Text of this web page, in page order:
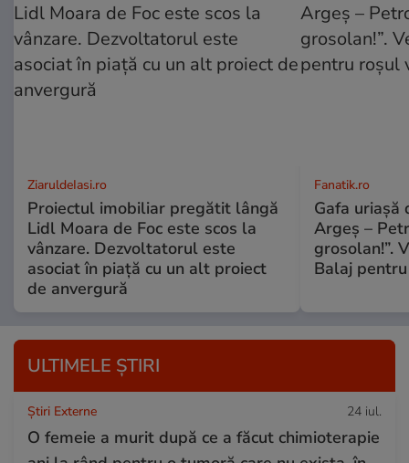
ZiaruldeIasi.ro
Proiectul imobiliar pregătit lângă
Lidl Moara de Foc este scos la
vânzare. Dezvoltatorul este
asociat în piață cu un alt proiect
de anvergură
Fanatik.ro
Gafa uriașă
Argeș –
grosolan!”.
Balaj
ULTIMELE ȘTIRI
Știri Externe 24 iul.
O femeie a murit după ce a făcut chimioterapie